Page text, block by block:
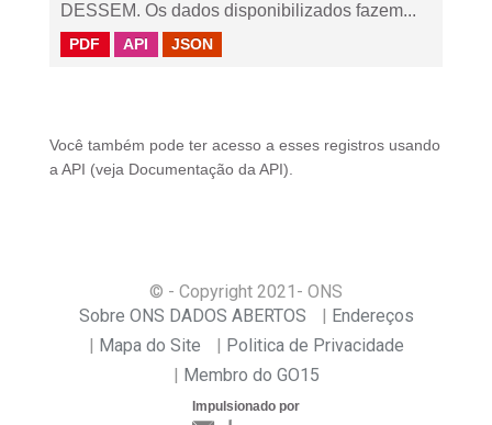
DESSEM. Os dados disponibilizados fazem...
PDF API JSON
Você também pode ter acesso a esses registros usando
a API (veja Documentação da API ).
© - Copyright 2021 - ONS
Sobre ONS DADOS ABERTOS
Endereços
Mapa do Site
Politica de Privacidade
Membro do GO15
Impulsionado por